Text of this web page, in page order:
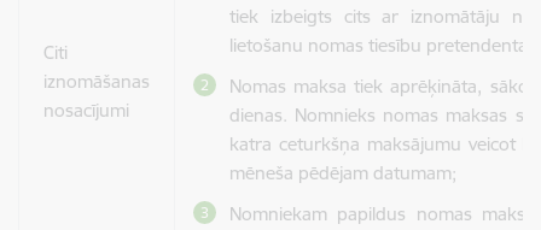
Citi
iznomāšanas
nosacījumi
tiek izbeigts cits ar iznomātāju
lietošanu nomas tiesību pretendenta
Nomas maksa tiek aprēķināta,
dienas. Nomnieks nomas maksas
katra ceturkšņa maksājumu veicot
mēneša pēdējam datumam;
Nomniekam papildus nomas